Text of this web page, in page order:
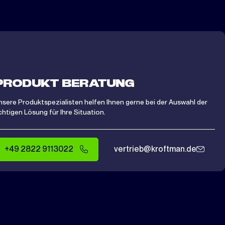
BERATUNG
Produktspezialisten helfen Ihnen gerne bei der Auswahl der
Lösung für Ihre Situation.
+49 2822 9113022 vertrieb@kroftman.de